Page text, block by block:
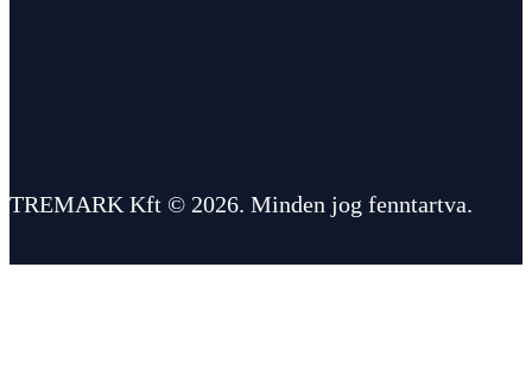
TREMARK Kft © 2026. Minden jog fenntartva.